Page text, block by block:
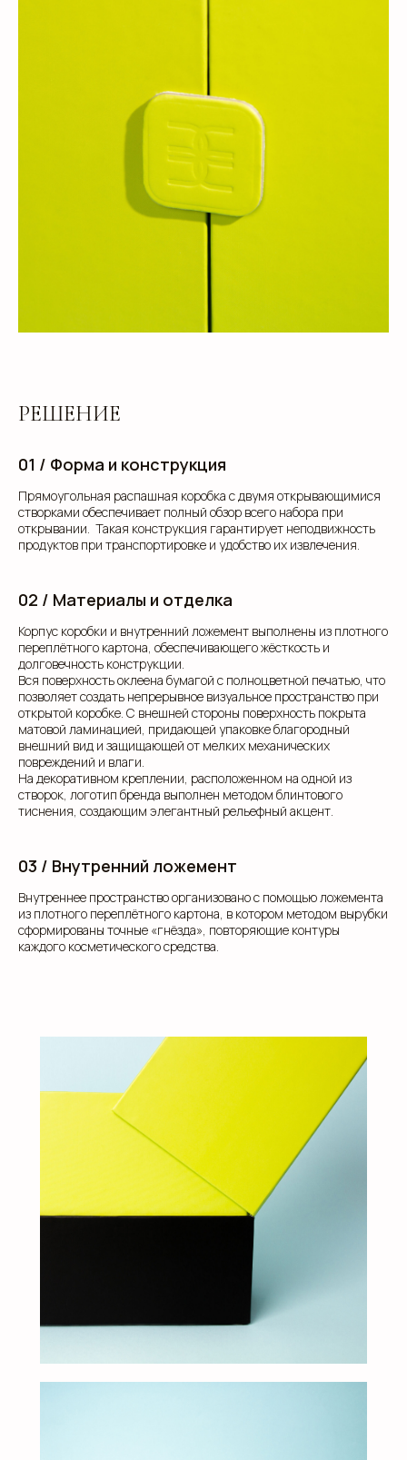
РЕШЕНИЕ
01 / Форма и конструкция
Прямоугольная распашная коробка с двумя открывающимися
створками обеспечивает полный обзор всего набора при
открывании. Такая конструкция гарантирует неподвижность
продуктов при транспортировке и удобство их извлечения.
02 / Материалы и отделка
Корпус коробки и внутренний ложемент выполнены из плотного
переплётного картона, обеспечивающего жёсткость и
долговечность конструкции.
Вся поверхность оклеена бумагой с полноцветной печатью, что
позволяет создать непрерывное визуальное пространство при
открытой коробке. С внешней стороны поверхность покрыта
матовой ламинацией, придающей упаковке благородный
внешний вид и защищающей от мелких механических
повреждений и влаги.
На декоративном креплении, расположенном на одной из
створок, логотип бренда выполнен методом блинтового
тиснения, создающим элегантный рельефный акцент.
03 / Внутренний ложемент
Внутреннее пространство организовано с помощью ложемента
из плотного переплётного картона, в котором методом вырубки
сформированы точные «гнёзда», повторяющие контуры
каждого косметического средства.